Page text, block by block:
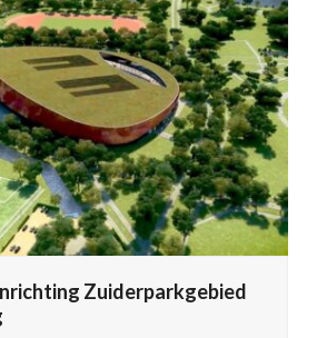
Zuiderparkgebied